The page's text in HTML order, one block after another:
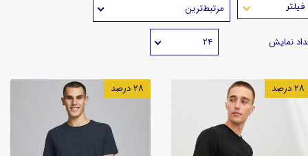
مرتبط‌ترین
نمایش ۲۴
۲۸ درصد ۲۸ درصد